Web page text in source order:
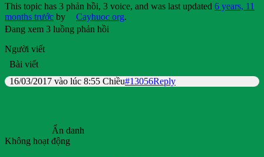
This topic has 3 phản hồi, 3 voice, and was last updated 6 years, 11
months trước by Cayhuoc org.
Đang xem 3 luồng phản hồi
Người viết
Bài viết
16/03/2017 vào lúc 8:55 Chiều#13056Reply
Ẩn danh
Không hoạt động